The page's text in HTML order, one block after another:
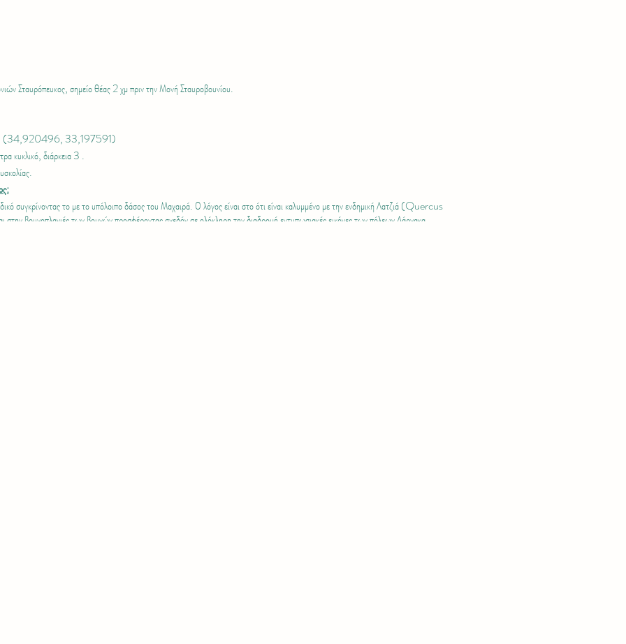
Σταυρόπευκος, σημείο θέας 2 χμ πριν την Μονή Σταυροβουνίου.
33,197591)
κυκλικό, διάρκεια 3 .
συγκρίνοντας το με το υπόλοιπο δάσος του Μαχαιρά. Ο λόγος είναι στο ότι είναι καλυμμένο με την ενδημική Λατζιά (Quercus
βουνοπλαγιές των βουνών προσφέροντας σχεδόν σε ολόκληρη την διαδρομή εντυπωσιακές εικόνες των πόλεων Λάρνακα,
1 λίτρο νερό